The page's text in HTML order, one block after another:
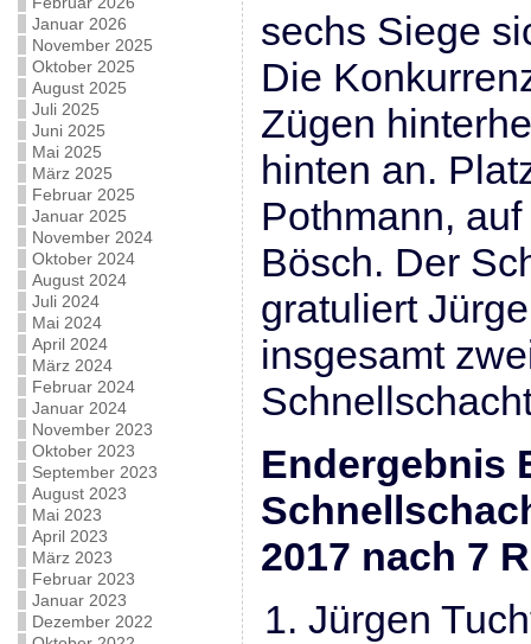
Januar 2026
November 2025
Oktober 2025
August 2025
Juli 2025
Juni 2025
Mai 2025
März 2025
Februar 2025
Januar 2025
November 2024
Oktober 2024
August 2024
Juli 2024
Mai 2024
April 2024
März 2024
Februar 2024
Januar 2024
November 2023
Oktober 2023
September 2023
August 2023
Mai 2023
April 2023
März 2023
Februar 2023
Januar 2023
Dezember 2022
sechs Siege
Die
Zügen
hinten an.
Pothmann,
Bösch. Der
gratuliert
insgesamt
Endergebnis
2017 nach 7
Jürgen